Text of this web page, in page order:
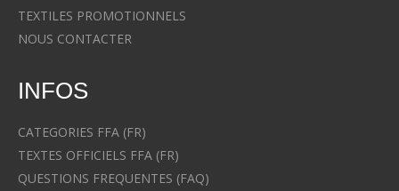
TEXTILES PROMOTIONNELS
NOUS CONTACTER
INFOS
CATEGORIES FFA (FR)
TEXTES OFFICIELS FFA (FR)
QUESTIONS FREQUENTES (FAQ)